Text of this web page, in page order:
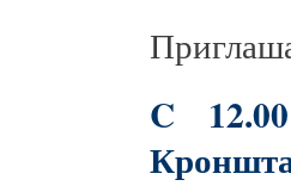
C